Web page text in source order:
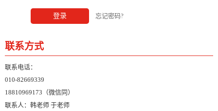
登录 忘记密码?
联系方式
联系电话：
010-82669339
18810969173（微信同）
联系人：韩老师 于老师